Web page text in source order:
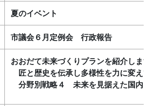
夏のイベント
市議会６月定例会 行政報告
おおだて未来づくりプランを紹介します
匠と歴史を伝承し多様性を力に変え
分野別戦略４ 未来を見据えた国内